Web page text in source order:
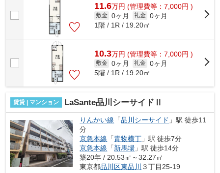
11.6万円 (管理費等：7,000円 )
敷金 0ヶ月 礼金 0ヶ月
1階 / 1R / 19.20㎡
10.3万円 (管理費等：7,000円 )
敷金 0ヶ月 礼金 0ヶ月
5階 / 1R / 19.20㎡
賃貸 | マンション LaSante品川シーサイドⅡ
りんかい線 「品川シーサイド 」駅 徒歩11
分
京急本線 「青物横丁 」駅 徒歩7分
京急本線 「新馬場 」駅 徒歩14分
築20年 / 20.53㎡～32.27㎡
東京都品川区東品川 ３丁目25-19